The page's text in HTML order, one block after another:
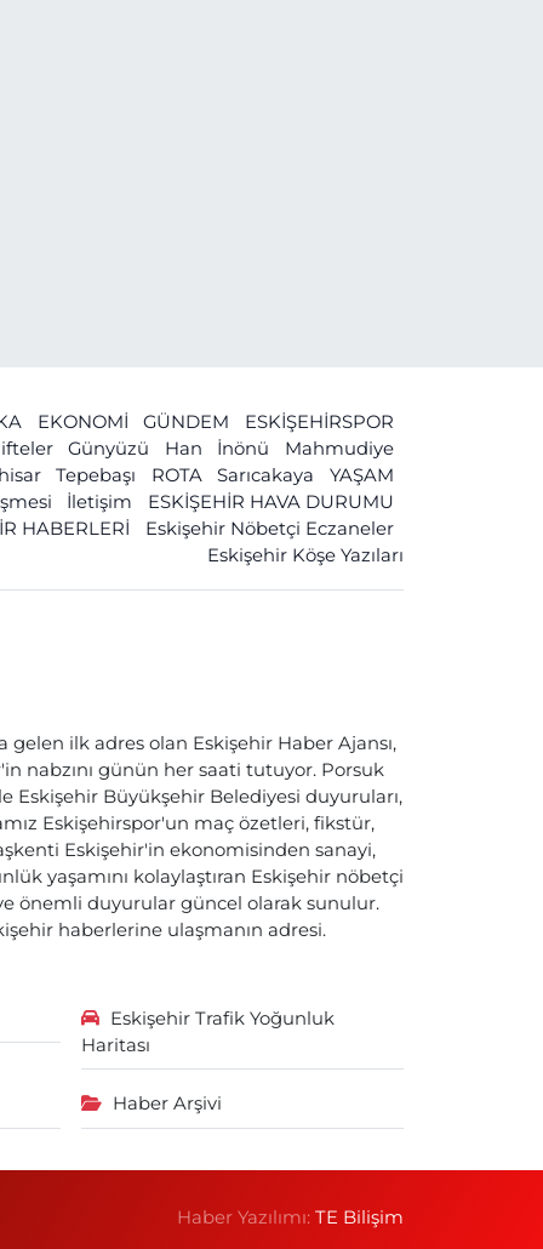
EKONOMİ GÜNDEM
ESKİŞEHİRSPOR
Günyüzü Han İnönü
Mahmudiye
Tepebaşı ROTA Sarıcakaya
YAŞAM
İletişim
ESKİŞEHİR HAVA DURUMU
HABERLERİ
Eskişehir Nöbetçi Eczaneler
Eskişehir Köşe Yazıları
ilk adres olan Eskişehir Haber Ajansı,
nabzını günün her saati tutuyor. Porsuk
Eskişehir Büyükşehir Belediyesi duyuruları,
Eskişehirspor'un maç özetleri, fikstür,
Eskişehir'in ekonomisinden sanayi,
yaşamını kolaylaştıran Eskişehir nöbetçi
önemli duyurular güncel olarak sunulur.
haberlerine ulaşmanın adresi.
Eskişehir Trafik Yoğunluk
Haritası
Haber Arşivi
Haber Yazılımı:TE Bilişim